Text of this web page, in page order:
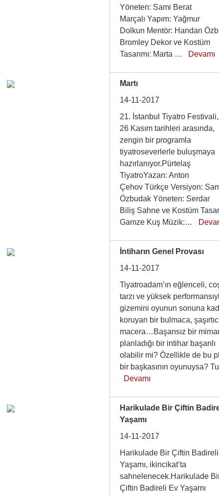
Yöneten: Sami Berat
Marçalı Yapım: Yağmur
Dolkun Mentör: Handan
Bromley Dekor ve Kostüm
Tasarımı: Marta … Devamı
Martı
14-11-2017
21. İstanbul Tiyatro
26 Kasım tarihleri arasında,
zengin bir programla
tiyatroseverlerle buluşmaya
hazırlanıyor.Pürtelaş
TiyatroYazan: Anton
Çehov Türkçe Versiyon:
Özbudak Yöneten: Serdar
Biliş Sahne ve Kostüm
Gamze Kuş Müzik:…
İntiharın Genel Provası
14-11-2017
Tiyatroadam’ın eğlenceli,
tarzı ve yüksek
gizemini oyunun sonuna
koruyan bir bulmaca,
macera…Başarısız bir
planladığı bir intihar başarılı
olabilir mi? Özellikle de bu
bir başkasının oyunuysa?
Devamı
Harikulade Bir Çiftin
Yaşamı
14-11-2017
Harikulade Bir Çiftin
Yaşamı, ikincikat’ta
sahnelenecek.Harikulade
Çiftin Badireli Ev Yaşamı